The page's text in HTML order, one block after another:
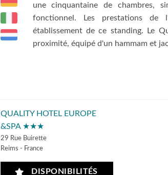
une cinquantaine de chambres,
fonctionnel. Les prestations de
établissement de ce standing. Le
proximité, équipé d'un hammam et
QUALITY HOTEL EUROPE
&SPA ★★★
29 Rue Buirette
Reims - France
DISPONIBILITÉS